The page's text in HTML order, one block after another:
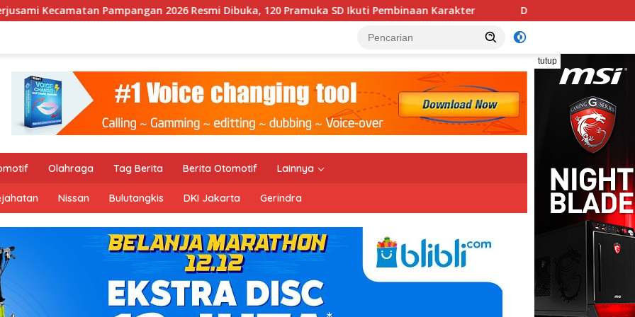
2026 Resmi Dibuka, 120 Pramuka SD Ikuti Pembinaan Karakter Ditegur Dewan Pers, Pimpinan Redaksi
tutup
Olahraga Tag Berita Berita Otomotif Lainnya
Nissan Bulutangkis DKI Jakarta Gerindra